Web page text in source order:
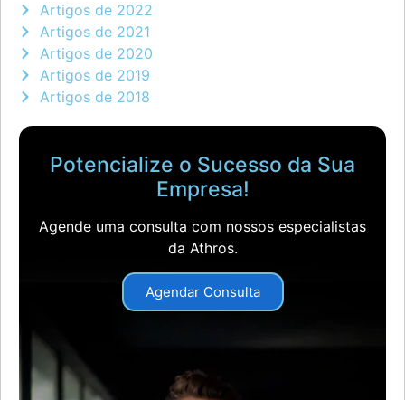
Artigos de 2022
Artigos de 2021
Artigos de 2020
Artigos de 2019
Artigos de 2018
Potencialize o Sucesso da Sua
Empresa!
Agende uma consulta com nossos especialistas
da Athros.
Agendar Consulta